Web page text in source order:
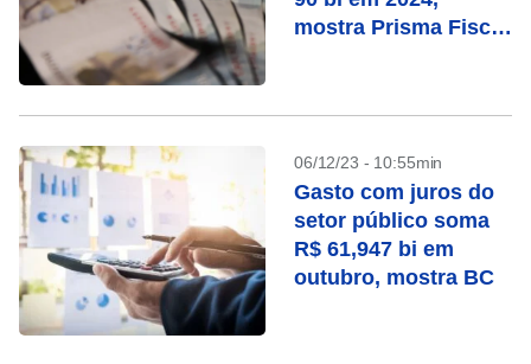
mostra Prisma Fiscal
06/12/23 - 10:55min
Gasto com juros do
setor público soma
R$ 61,947 bi em
outubro, mostra BC